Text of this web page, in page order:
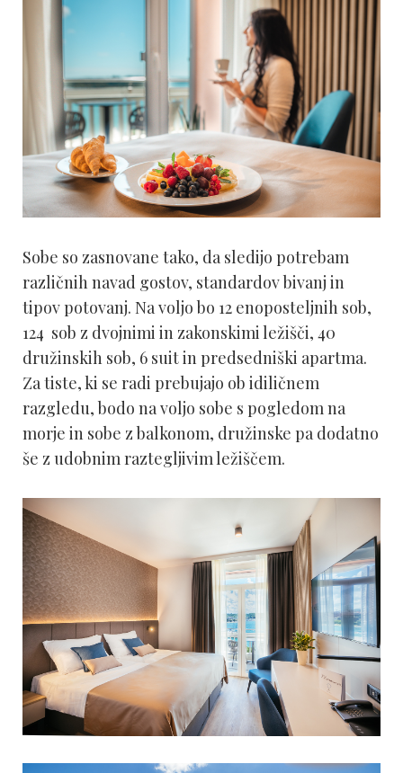
Sobe so zasnovane tako, da sledijo potrebam
različnih navad gostov, standardov bivanj in
tipov potovanj. Na voljo bo 12 enoposteljnih sob,
124 sob z dvojnimi in zakonskimi ležišči, 40
družinskih sob, 6 suit in predsedniški apartma.
Za tiste, ki se radi prebujajo ob idiličnem
razgledu, bodo na voljo sobe s pogledom na
morje in sobe z balkonom, družinske pa dodatno
še z udobnim raztegljivim ležiščem.